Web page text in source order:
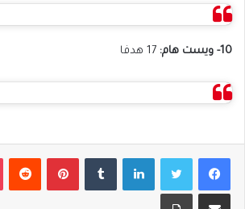
10- ويست هام: 17 هدفا
فيسبوكتويتر لينكدإن بينتيريست
مشاركة عبر البريد طباعة